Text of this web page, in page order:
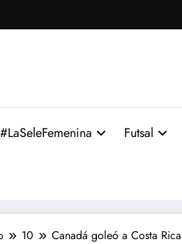
#LaSeleFemenina Futsal
10 Canadá goleó a Costa